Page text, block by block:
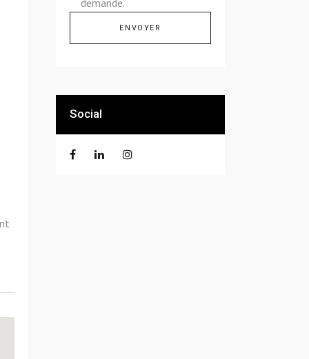
demande.
Social